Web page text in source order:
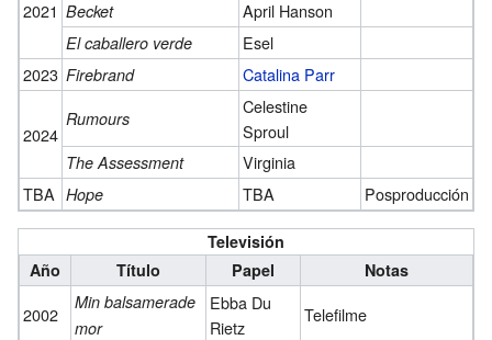
2021 Becket April Hanson
El caballero verde
Esel
2023 Firebrand Catalina Parr
2024
Rumours
Celestine
Sproul
The Assessment
Virginia
TBA Hope TBA Posproducción
Televisión
Año
Título Papel Notas
2002
Min balsamerade
mor
Ebba Du
Rietz
Telefilme